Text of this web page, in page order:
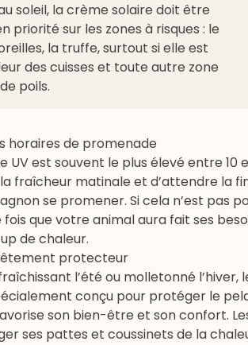
soleil, la crème solaire doit être
priorité sur les zones à risques : le
la truffe, surtout si elle est
des cuisses et toute autre zone
poils.
horaires de promenade
UV est souvent le plus élevé entre
fraîcheur matinale et d’attendre la
se promener. Si cela n’est pas
que votre animal aura fait ses
de chaleur.
protecteur
l’été ou molletonné
conçu pour protéger le
son bien-être et son confort.
ses pattes et coussinets de la